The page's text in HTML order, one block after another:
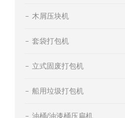
木屑压块机
套袋打包机
立式固废打包机
船用垃圾打包机
油桶/油漆桶压扁机